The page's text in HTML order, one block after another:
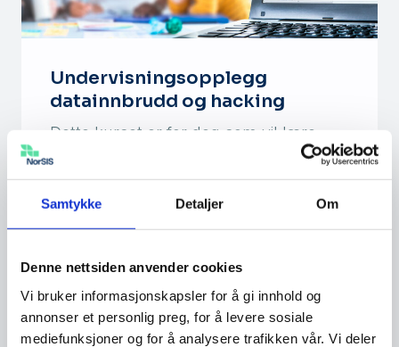
Samtykke Detaljer Om
Denne nettsiden anvender cookies
Vi bruker informasjonskapsler for å gi innhold og
annonser et personlig preg, for å levere sosiale
mediefunksjoner og for å analysere trafikken vår. Vi deler
Undervisningsopplegg
datainnbrudd og hacking
Dette kurset er for deg som vil lære
elevene dine mer om hva hacking og
datainnbrudd er. Fag/ kompet…